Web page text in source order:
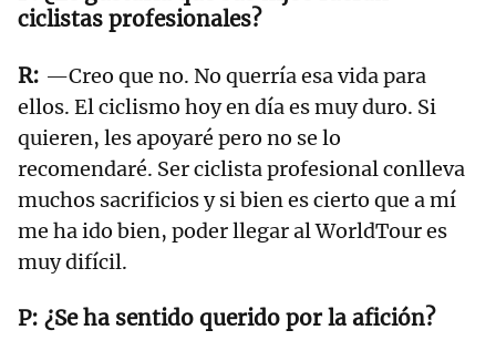
ciclistas profesionales?
—Creo que no. No querría esa vida para
ellos. El ciclismo hoy en día es muy duro. Si
quieren, les apoyaré pero no se lo
recomendaré. Ser ciclista profesional conlleva
muchos sacrificios y si bien es cierto que a mí
me ha ido bien, poder llegar al WorldTour es
muy difícil.
¿Se ha sentido querido por la afición?